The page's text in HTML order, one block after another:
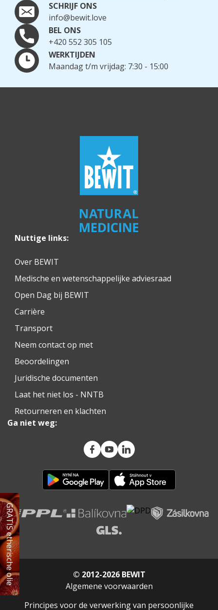
Serums met lichaamsolie
serum
antioxidant serum
hydraterend serum
serum voor de vette huid
oogserum
serum voor pigmentvlekken
serum voor de huid
hydraterend huidserum
hyaluronzuur huidserum
vitamine c huidserum
serum voor vergrote poriën
haarserum
haargroeiserum
serum voor de uiteinden van het haar
serum voor droog haar
GRATIS etherische olie
SCHRIJF ONS
info@bewit.love
BEL ONS
+420 552 305 105
WERKTIJDEN
Maandag t/m vrijdag: 7:30 - 15:00
Nuttige links:
Over BEWIT
Medische en wetenschappelijke adviesraad
Open Dag bij BEWIT
Carrière
Transport
Neem contact op met
Beoordelingen
Juridische documenten
Laat het niet los - NNTB
Retourneren en klachten
Ga niet weg:
© 2012-2026 BEWIT
Algemene voorwaarden
Principes voor de verwerking van persoonlijke